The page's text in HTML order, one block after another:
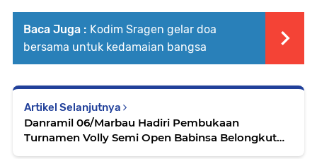
Baca Juga : Kodim Sragen gelar doa
bersama untuk kedamaian bangsa
Artikel Selanjutnya
Danramil 06/Marbau Hadiri Pembukaan
Turnamen Volly Semi Open Babinsa Belongkut